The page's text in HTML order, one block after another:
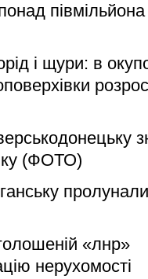
півмільйона
і щури: в
(ФОТО)
«лнр»
нерухомості